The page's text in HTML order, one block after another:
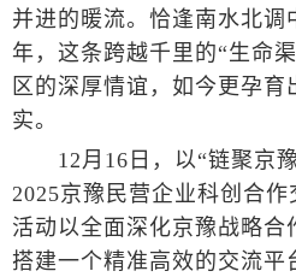
并进的暖流。恰逢南水北调
年，这条跨越千里的“生命
区的深厚情谊，如今更孕育
实。
12月16日，以“链聚京豫
2025京豫民营企业科创合作
活动以全面深化京豫战略合
搭建一个精准高效的交流平